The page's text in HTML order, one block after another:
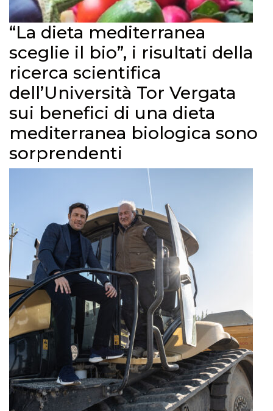
“La dieta mediterranea
sceglie il bio”, i risultati della
ricerca scientifica
dell’Università Tor Vergata
sui benefici di una dieta
mediterranea biologica sono
sorprendenti